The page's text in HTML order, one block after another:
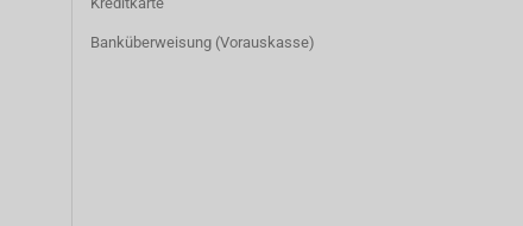
Banküberweisung (Vorauskasse)